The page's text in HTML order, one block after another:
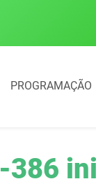
começará em
PROGRAMAÇÃO
386